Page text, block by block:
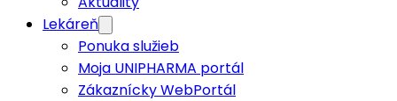
Lekáreň
Ponuka služieb
Moja UNIPHARMA portál
Zákaznícky WebPortál